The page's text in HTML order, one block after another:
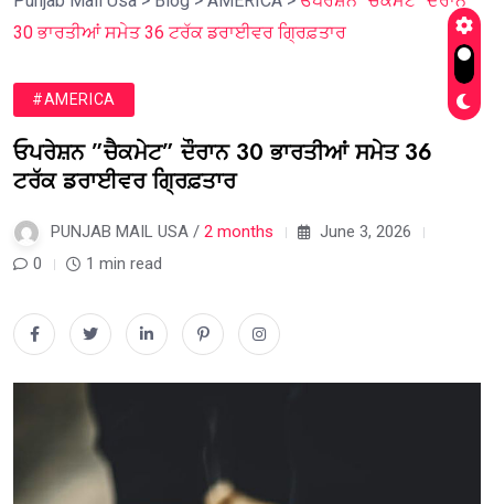
30 ਭਾਰਤੀਆਂ ਸਮੇਤ 36 ਟਰੱਕ ਡਰਾਈਵਰ ਗ੍ਰਿਫ਼ਤਾਰ
#AMERICA
ਓਪਰੇਸ਼ਨ ”ਚੈਕਮੇਟ” ਦੌਰਾਨ 30 ਭਾਰਤੀਆਂ ਸਮੇਤ 36
ਟਰੱਕ ਡਰਾਈਵਰ ਗ੍ਰਿਫ਼ਤਾਰ
PUNJAB MAIL USA / 2 months
June 3, 2026
0
1 min read